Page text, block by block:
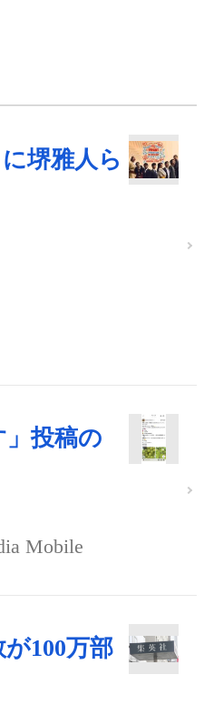
堺雅人ら
」投稿の
Mobile
100万部